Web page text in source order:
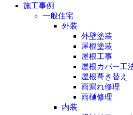
施工事例
一般住宅
外装
外壁塗装
屋根塗装
屋根工事
屋根カバー工
屋根葺き替え
雨漏れ修理
雨樋修理
内装